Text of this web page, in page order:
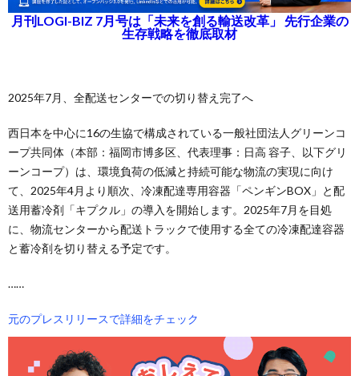
月刊LOGI-BIZ 7月号は「未来を創る輸送改革」 先行企業の
生存戦略を徹底取材
2025年7月、全配送センターでの切り替え完了へ
西日本を中心に16の生協で構成されている一般社団法人グリーンコ
ープ共同体（本部：福岡市博多区、代表理事：日高 容子、以下グリ
ーンコープ）は、環境負荷の低減と持続可能な物流の実現に向け
て、2025年4月より順次、冷凍配達専用容器「ペンギンBOX」と配
送用蓄冷剤「キプクル」の導入を開始します。2025年7月を目処
に、物流センターから配送トラックで使用する全ての冷凍配達容器
と蓄冷剤を切り替える予定です。
……
元のプレスリリースで詳細をチェック